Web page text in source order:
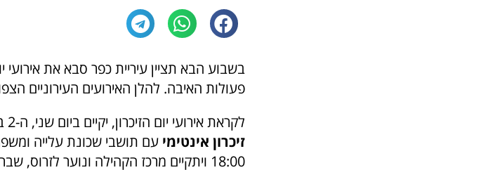
בשבוע הבא תציין עיריית כפר סבא את אירועי
פעולות האיבה. להלן האירועים העירוניים
לקראת אירועי יום הזיכרון, יקיים ביום שני, ה-2 במאי, 2022, ראש העיר רפי סער
זיכרון אינטימי עם תושבי שכונת עלייה